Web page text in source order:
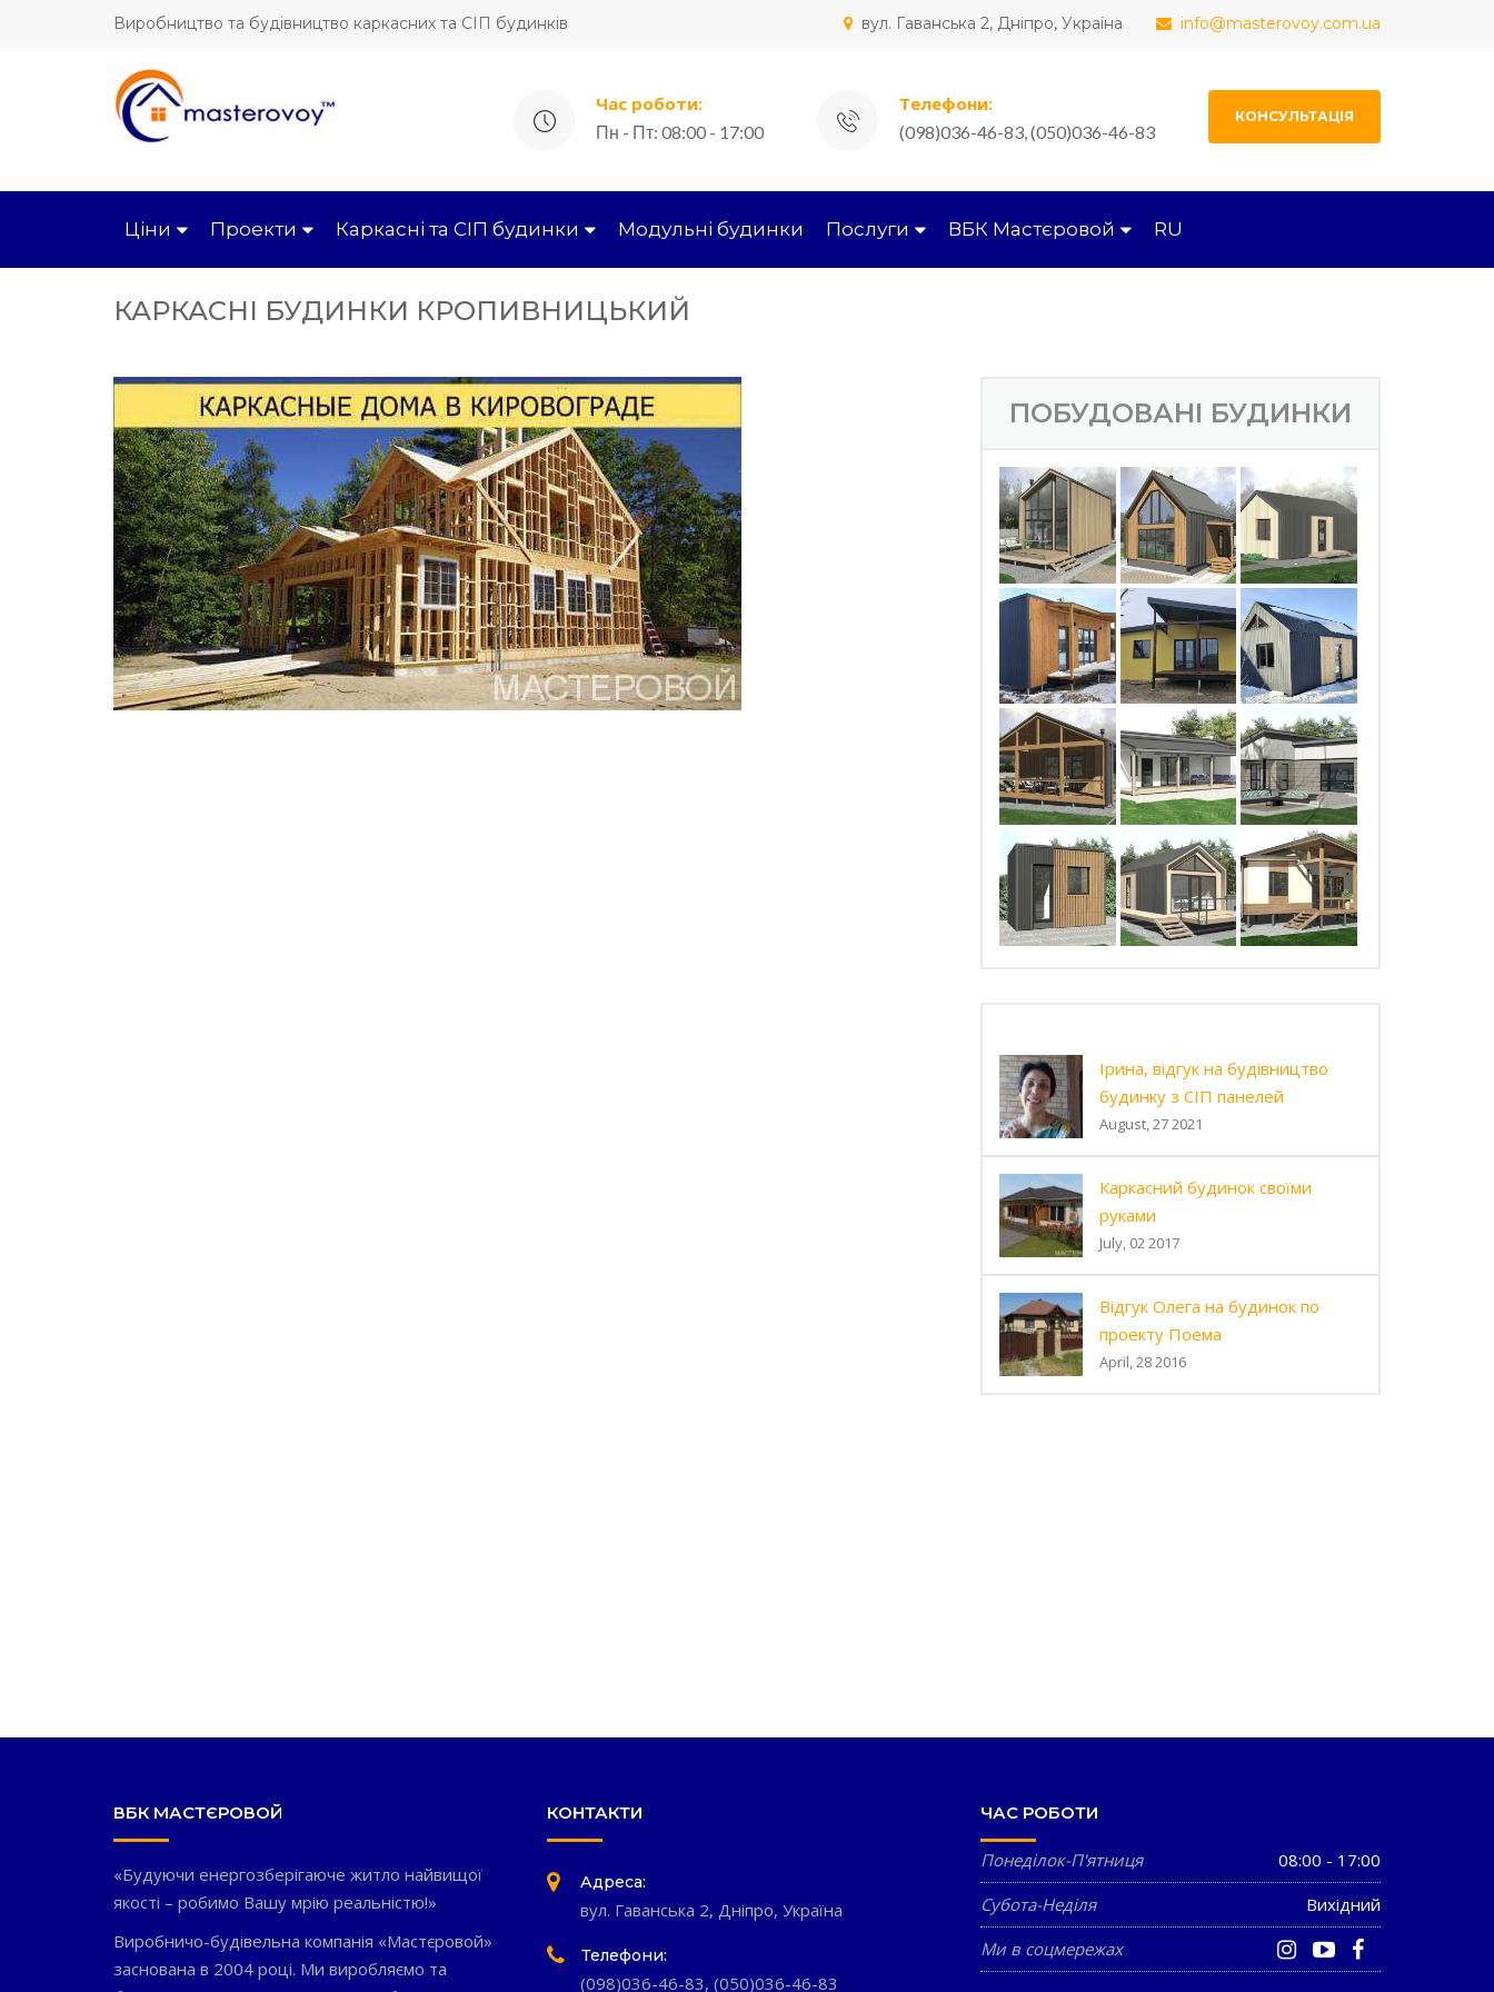
Виробництво та будівництво каркасних та СІП будинків вул. Гаванська 2, Дніпро, Україна info@masterovoy.com.ua
Час роботи:
Пн - Пт: 08:00 - 17:00
Телефони:
(098)036-46-83, (050)036-46-83
КОНСУЛЬТАЦІЯ
Ціни Проекти Каркасні та СІП будинки Модульні будинки Послуги ВБК Мастєровой RU
КАРКАСНІ БУДИНКИ КРОПИВНИЦЬКИЙ
ПОБУДОВАНІ БУДИНКИ
Ірина, відгук на будівництво
будинку з СІП панелей
August, 27 2021
Каркасний будинок своїми
руками
July, 02 2017
Відгук Олега на будинок по
проекту Поема
April, 28 2016
ВБК МАСТЄРОВОЙ
«Будуючи енергозберігаюче житло найвищої
якості – робимо Вашу мрію реальністю!»
Виробничо-будівельна компанія «Мастєровой»
заснована в 2004 році. Ми виробляємо та
КОНТАКТИ
Адреса:
вул. Гаванська 2, Дніпро, Україна
Телефони:
(098)036-46-83, (050)036-46-83
ЧАС РОБОТИ
Понеділок-П'ятниця
08:00 - 17:00
Субота-Неділя
Вихідний
Ми в соцмережах